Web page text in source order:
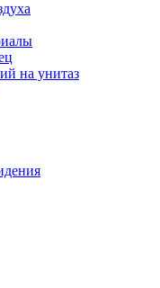
на унитаз